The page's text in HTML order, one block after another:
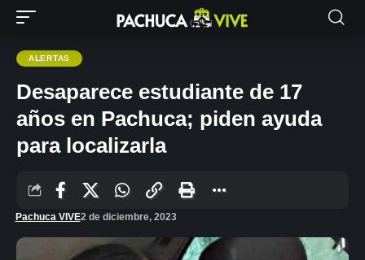
ALERTAS
Desaparece estudiante de 17
años en Pachuca; piden ayuda
para localizarla
Pachuca VIVE2 de diciembre, 2023